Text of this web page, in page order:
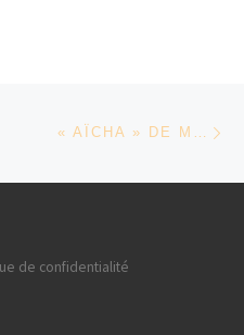
« AÏCHA » DE MEHDI BARSAOUI
de confidentialité